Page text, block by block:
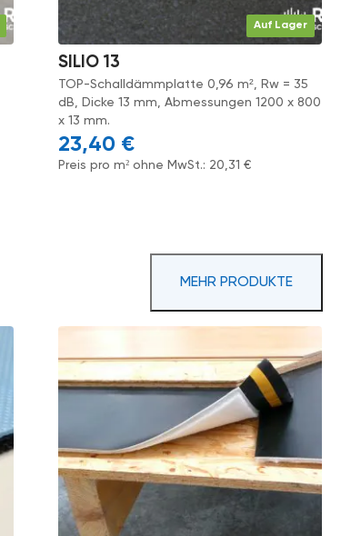
Auf Lager
SILIO 13
TOP-Schalldämmplatte 0,96 m², Rw = 35
dB, Dicke 13 mm, Abmessungen 1200 x 800
x 13 mm.
23,40 €
Preis pro m² ohne MwSt.: 20,31€
MEHR PRODUKTE